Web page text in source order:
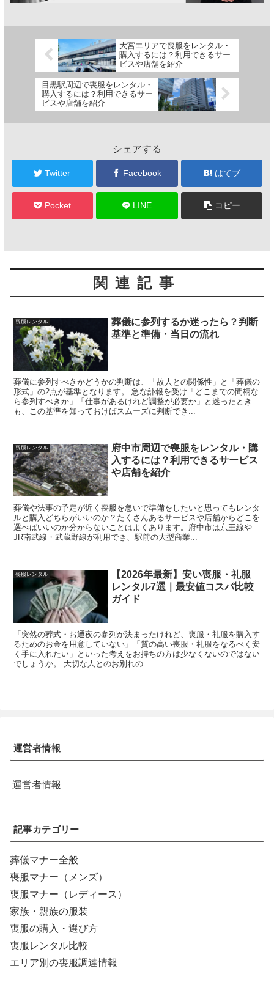
大宮エリアで喪服をレンタル・
購入するには？利用できるサー
ビスや店舗を紹介
目黒駅周辺で喪服をレンタル・
購入するには？利用できるサー
ビスや店舗を紹介
シェアする
Twitter Facebook はてブ
Pocket LINE コピー
関連記事
喪服レンタル
葬儀に参列するか迷ったら？判断
基準と準備・当日の流れ
葬儀に参列すべきかどうかの判断は、「故人との関係性」と「葬儀の
形式」の2点が基準となります。 急な訃報を受け「どこまでの間柄な
ら参列すべきか」「仕事があるけれど調整が必要か」と迷ったとき
も、この基準を知っておけばスムーズに判断でき...
喪服レンタル
府中市周辺で喪服をレンタル・購
入するには？利用できるサービス
や店舗を紹介
葬儀や法事の予定が近く喪服を急いで準備をしたいと思ってもレンタ
ルと購入どちらがいいのか？たくさんあるサービスや店舗からどこを
選べばいいのか分からないことはよくあります。府中市は京王線や
JR南武線・武蔵野線が利用でき、駅前の大型商業...
喪服レンタル
【2026年最新】安い喪服・礼服
レンタル7選｜最安値コスパ比較
ガイド
「突然の葬式・お通夜の参列が決まったけれど、喪服・礼服を購入す
るためのお金を用意していない」「質の高い喪服・礼服をなるべく安
く手に入れたい」といった考えをお持ちの方は少なくないのではない
でしょうか。 大切な人とのお別れの...
運営者情報
運営者情報
記事カテゴリー
葬儀マナー全般
喪服マナー（メンズ）
喪服マナー（レディース）
家族・親族の服装
喪服の購入・選び方
喪服レンタル比較
エリア別の喪服調達情報